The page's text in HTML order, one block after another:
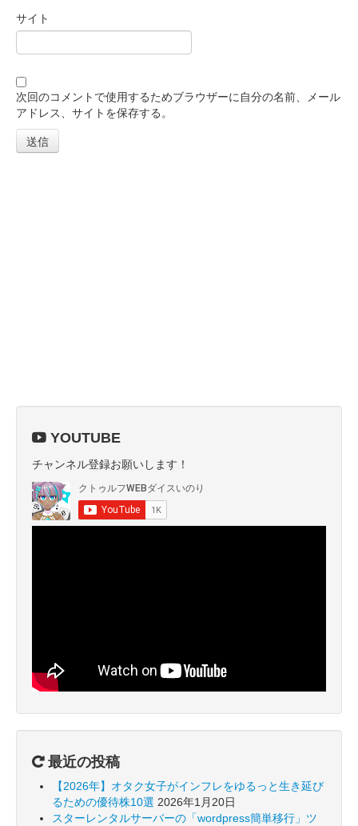
サイト
次回のコメントで使用するためブラウザーに自分の名前、メール
アドレス、サイトを保存する。
YOUTUBE
チャンネル登録お願いします！
最近の投稿
【2026年】オタク女子がインフレをゆるっと生き延び
るための優待株10選 2026年1月20日
スターレンタルサーバーの「wordpress簡単移行」ツ